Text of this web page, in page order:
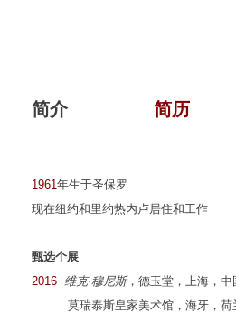
简介 简历
1961年生于圣保罗
现在纽约和里约热内卢居住和工作
甄选个展
2016 维克·穆尼斯，德玉堂，上海，中
莫瑞泰斯皇家美术馆，海牙，荷